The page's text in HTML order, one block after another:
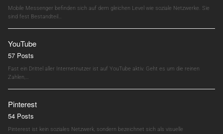
Mobile Messenger befinden sich auf dem gleichen Level wie soziale Netzwerke. Sie
sind fest Bestandteil…
YouTube
57 Posts
Fast ein Drittel aller Internetnutzer ist auf YouTube aktiv. Geht es um die reinen
Zahlen,…
Pinterest
54 Posts
Pinterest ist kein soziales Netzwerk, sondern bezeichnet sich als visuelle